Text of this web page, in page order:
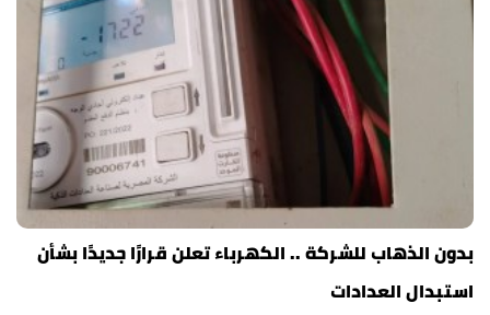
بدون الذهاب للشركة .. الكهرباء تعلن قرارًا جديدًا بشأن
استبدال العدادات